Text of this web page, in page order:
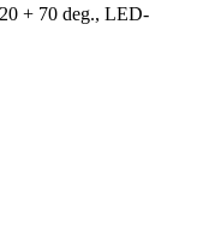
+ 70 deg., LED-